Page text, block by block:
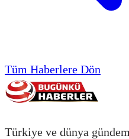
Tüm Haberlere Dön
Türkiye ve dünya